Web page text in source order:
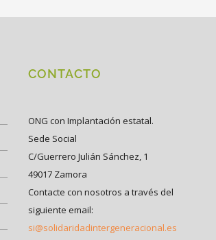
CONTACTO
ONG con Implantación estatal.
Sede Social
C/Guerrero Julián Sánchez, 1
49017 Zamora
Contacte con nosotros a través del
siguiente email:
si@solidaridadintergeneracional.es